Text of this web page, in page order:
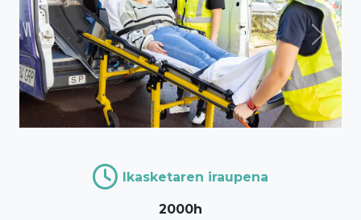
Previous Next
Ikasketaren iraupena
2000h